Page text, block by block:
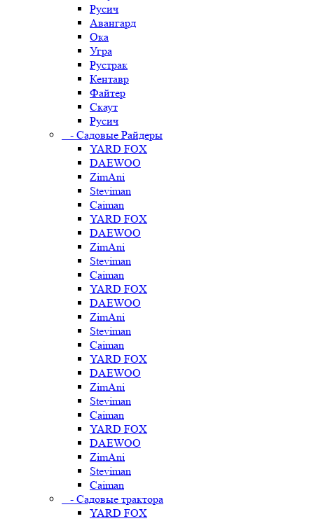
Русич
Авангард
Ока
Угра
Рустрак
Кентавр
Файтер
Скаут
Русич
- Садовые Райдеры
YARD FOX
DAEWOO
ZimAni
Steviman
Caiman
YARD FOX
DAEWOO
ZimAni
Steviman
Caiman
YARD FOX
DAEWOO
ZimAni
Steviman
Caiman
YARD FOX
DAEWOO
ZimAni
Steviman
Caiman
YARD FOX
DAEWOO
ZimAni
Steviman
Caiman
- Садовые трактора
YARD FOX